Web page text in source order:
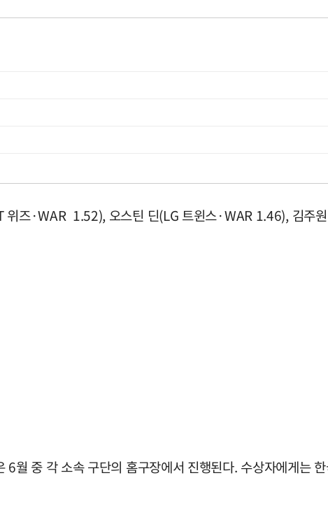
위즈·WAR 1.52), 오스틴 딘(LG 트윈스·WAR 1.46), 김주
월 중 각 소속 구단의 홈구장에서 진행된다. 수상자에게는